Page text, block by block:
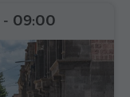
- 09:00